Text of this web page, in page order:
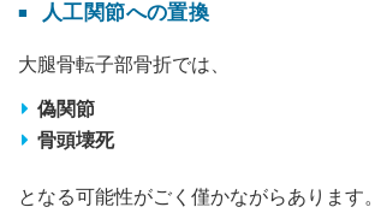
人工関節への置換
大腿骨転子部骨折では、
偽関節
骨頭壊死
となる可能性がごく僅かながらあります。